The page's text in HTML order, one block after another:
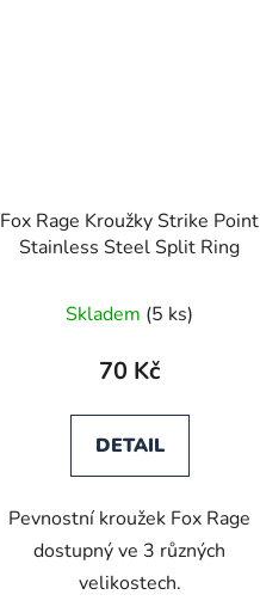
Fox Rage Kroužky Strike Point
Stainless Steel Split Ring
Skladem (5 ks)
70 Kč
DETAIL
Pevnostní kroužek Fox Rage
dostupný ve 3 různých
velikostech.